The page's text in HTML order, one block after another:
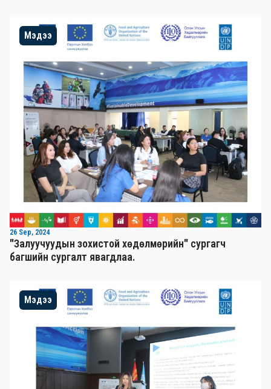
Мэдээ
26 Sep, 2024
"Залуучуудын зохистой хөдөлмөрийн" сургагч
багшийн сургалт явагдлаа.
Мэдээ